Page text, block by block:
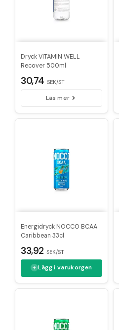
Dryck VITAMIN WELL
Recover 500ml
30,74 SEK/ST
Läs mer
Energidryck NOCCO BCAA
Caribbean 33cl
33,92 SEK/ST
Lägg i varukorgen